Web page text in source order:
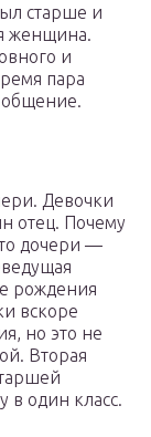
старше и
женщина.
и
пара
Девочки
отец. Почему
дочери —
рождения
вскоре
но это не
Вторая
в один класс.